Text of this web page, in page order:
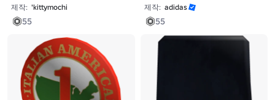
제작: 'kittymochi
55
제작: adidas
55